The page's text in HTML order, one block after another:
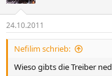
24.10.2011
Nefilim schrieb:
Wieso gibts die Treiber